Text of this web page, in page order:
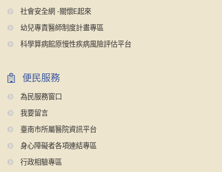
社會安全網 -關懷E起來
幼兒專責醫師制度計畫專區
科學算病館原慢性疾病風險評估平台
便民服務
為民服務窗口
我要留言
臺南市所屬醫院資訊平台
身心障礙者各項連結專區
行政相驗專區